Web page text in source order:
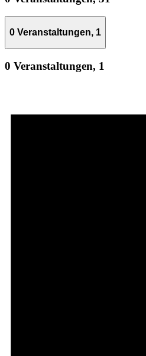
0 Veranstaltungen, 1
0 Veranstaltungen, 1